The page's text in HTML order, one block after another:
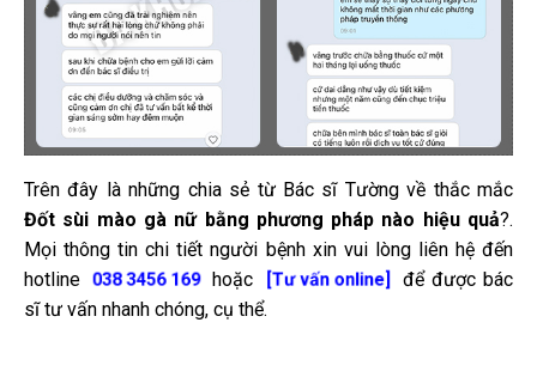
Trên đây là những chia sẻ từ Bác sĩ Tường về thắc mắc
Đốt sùi mào gà nữ bằng phương pháp nào hiệu quả?.
Mọi thông tin chi tiết người bệnh xin vui lòng liên hệ đến
hotline 038 3456 169 hoặc [Tư vấn online]
để được bác
sĩ tư vấn nhanh chóng, cụ thể.